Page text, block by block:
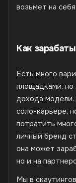
возьмет на себя.
Как
Есть много
площадками, но
дохода
соло-карьере,
потратить
личный бренд
она может
но и на
Мы в